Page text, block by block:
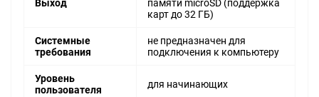
Выход
памяти microSD (поддержка
карт до 32 ГБ)
Системные
требования
не предназначен для
подключения к компьютеру
Уровень
пользователя
для начинающих